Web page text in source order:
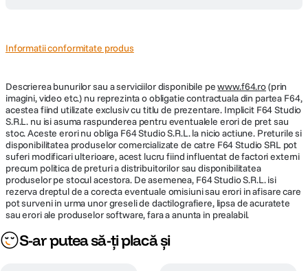
Informatii conformitate produs
Descrierea bunurilor sau a serviciilor disponibile pewww.f64.ro(prin
imagini, video etc.) nu reprezinta o obligatie contractuala din partea F64,
acestea fiind utilizate exclusiv cu titlu de prezentare. Implicit F64 Studio
S.R.L. nu isi asuma raspunderea pentru eventualele erori de pret sau
stoc. Aceste erori nu obliga F64 Studio S.R.L. la nicio actiune. Preturile si
disponibilitatea produselor comercializate de catre F64 Studio SRL pot
suferi modificari ulterioare, acest lucru fiind influentat de factori externi
precum politica de preturi a distribuitorilor sau disponibilitatea
produselor pe stocul acestora. De asemenea, F64 Studio S.R.L. isi
rezerva dreptul de a corecta eventuale omisiuni sau erori in afisare care
pot surveni in urma unor greseli de dactilografiere, lipsa de acuratete
sau erori ale produselor software, fara a anunta in prealabil.
S-ar putea să-ți placă și